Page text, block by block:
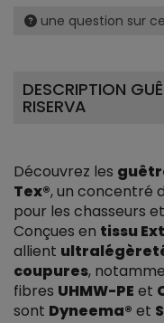
une question sur
DESCRIPTION
RISERVA
Découvrez les
Tex®, un concentré
pour les chasseurs
Conçues en tissu
allient
coupures,
fibres UHMW-PE et
sont Dyneema® et